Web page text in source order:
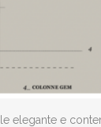
elegante e